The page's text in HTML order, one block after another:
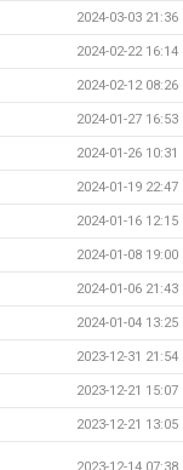
2024-03-03 21:36
2024-02-22 16:14
2024-02-12 08:26
2024-01-27 16:53
2024-01-26 10:31
2024-01-19 22:47
2024-01-16 12:15
2024-01-08 19:00
2024-01-06 21:43
2024-01-04 13:25
2023-12-31 21:54
2023-12-21 15:07
2023-12-21 13:05
2023-12-14 07:38